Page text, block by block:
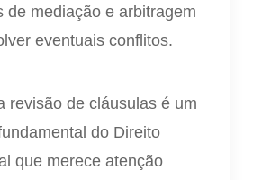
de mediação e arbitragem
eventuais conflitos.
revisão de cláusulas é um
do Direito
que merece atenção